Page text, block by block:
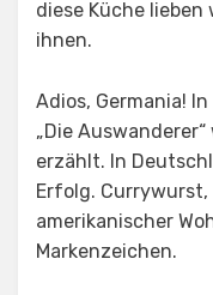
diese Küche
ihnen.
Adios, Germania!
„Die
erzählt. In
Erfolg.
amerikanischer
Markenzeichen.